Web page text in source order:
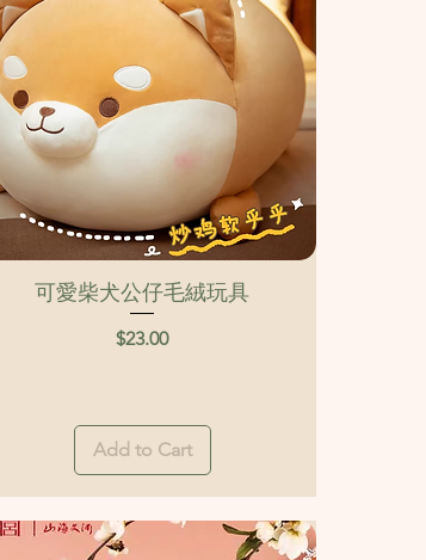
Quick View
可愛柴犬公仔毛絨玩具
Price
$23.00
Add to Cart